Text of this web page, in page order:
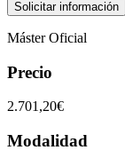
Máster Oficial
Precio
2.701,20€
Modalidad